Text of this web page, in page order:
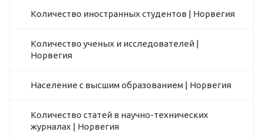
Количество иностранных студентов | Норвегия
Количество ученых и исследователей |
Норвегия
Население с высшим образованием | Норвегия
Количество статей в научно-технических
журналах | Норвегия